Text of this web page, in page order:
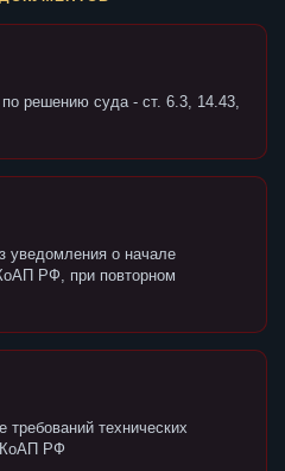
по решению суда - ст. 6.3, 14.43,
уведомления о начале
РФ, при повторном
технических
КоАП РФ